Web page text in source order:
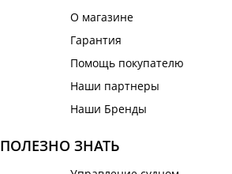
О магазине
Гарантия
Помощь покупателю
Наши партнеры
Наши Бренды
ЗНАТЬ